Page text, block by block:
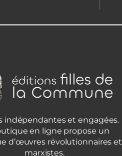
indépendantes et engagées.
en ligne propose un
d’œuvres révolutionnaires et
marxistes.